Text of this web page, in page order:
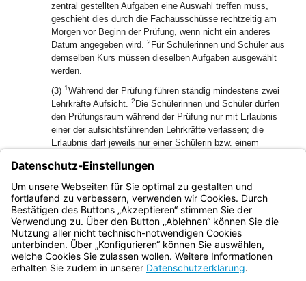
zentral gestellten Aufgaben eine Auswahl treffen muss,
geschieht dies durch die Fachausschüsse rechtzeitig am
Morgen vor Beginn der Prüfung, wenn nicht ein anderes
Datum angegeben wird. 2 Für Schülerinnen und Schüler aus
demselben Kurs müssen dieselben Aufgaben ausgewählt
werden.
(3) 1Während der Prüfung führen ständig mindestens zwei
Lehrkräfte Aufsicht. 2 Die Schülerinnen und Schüler dürfen
den Prüfungsraum während der Prüfung nur mit Erlaubnis
einer der aufsichtsführenden Lehrkräfte verlassen; die
Erlaubnis darf jeweils nur einer Schülerin bzw. einem
Art und Umfang der Aufgabenstellung sowie die
Auswahl aus mehreren Aufgaben bemessen sich nach
Anlage 8. 2§ 22 Abs. 6 gilt entsprechend.
Bayern.de
BayernPortal